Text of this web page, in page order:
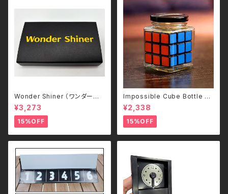
Wonder Shiner （ワンダーシャ
イナー）
¥3,273
15%OFF
Impossible Cube Bottle –
どうやって入れたのか分からな
い。–
¥2,338
15%OFF